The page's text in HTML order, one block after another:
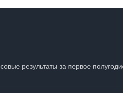
результаты за первое